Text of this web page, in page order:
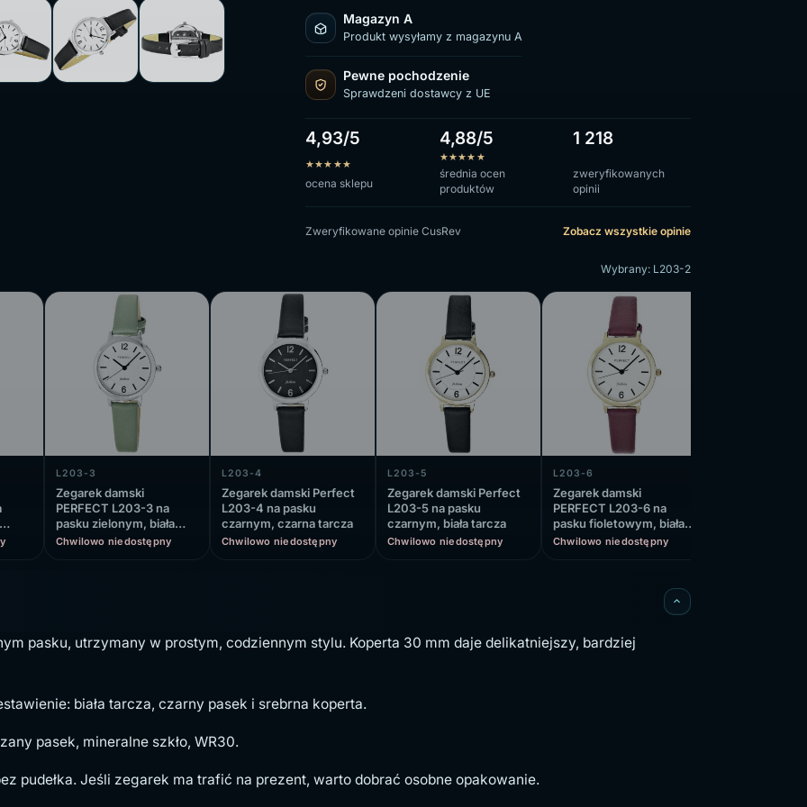
Magazyn A
Produkt wysyłamy z magazynu A
Pewne pochodzenie
Sprawdzeni dostawcy z UE
4,93/5
★★★ ★★
ocena sklepu
4,88/5
★★★★ ★
średnia ocen
produktów
1 218
zweryfikowanych
opinii
Zweryfikowane opinie CusRev Zobacz wszystkie opinie
Wybrany: L203-2
L203-3
Zegarek damski
PERFECT L203-3 na
pasku zielonym, biała
tarcza
Chwilowo niedostępny
L203-4
Zegarek damski Perfect
L203-4 na pasku
czarnym, czarna tarcza
Chwilowo niedostępny
L203-5
Zegarek damski Perfect
L203-5 na pasku
czarnym, biała tarcza
Chwilowo niedostępny
L203-6
Zegarek damski
PERFECT L203-6 na
pasku fioletowym, biała
tarcza
Chwilowo niedostępny
pasku, utrzymany w prostym, codziennym stylu. Koperta 30 mm daje delikatniejszy, bardziej
biała tarcza, czarny pasek i srebrna koperta.
pasek, mineralne szkło, WR30.
pudełka. Jeśli zegarek ma trafić na prezent, warto dobrać osobne opakowanie.